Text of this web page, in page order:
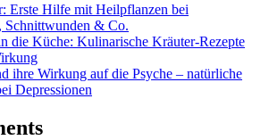
Erste Hilfe mit Heilpflanzen bei
Schnittwunden & Co.
die Küche: Kulinarische Kräuter-Rezepte
ihre Wirkung auf die Psyche – natürliche
Depressionen